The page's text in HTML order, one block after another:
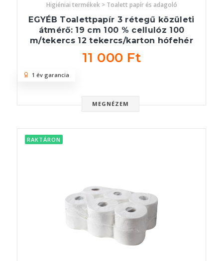
Higiéniai termékek > Toalett papír és adagoló
EGYÉB Toalettpapír 3 rétegű közületi
átmérő: 19 cm 100 % cellulóz 100
m/tekercs 12 tekercs/karton hófehér
11 000 Ft
MEGNÉZEM
1 év garancia
RAKTÁRON